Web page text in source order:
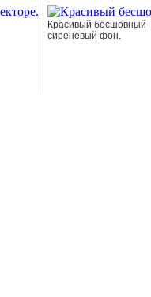
Красивый бесшовный
сиреневый фон.